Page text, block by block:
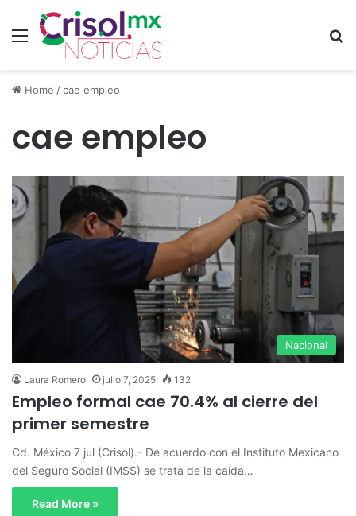
Menu
Home /cae empleo
cae empleo
Nacional
Laura Romero julio 7, 2025 132
Empleo formal cae 70.4% al cierre del
primer semestre
Cd. México 7 jul (Crisol).- De acuerdo con el Instituto Mexicano
del Seguro Social (IMSS) se trata de la caída…
Read More »